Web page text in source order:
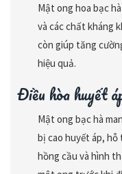
Mật ong hoa bạc
và các chất kháng
còn giúp tăng
hiệu quả.
Điều hòa huyết
Mật ong bạc hà
bị cao huyết áp, hỗ
hồng cầu và hình